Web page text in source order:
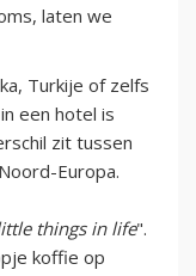
laten we
Turkije of zelfs
een hotel is
zit tussen
Europa.
things in life".
koffie op